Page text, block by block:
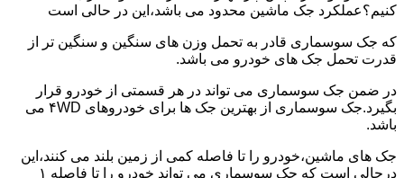
کنیم؟عملکرد جک ماشین محدود می باشد،این در حالی است
که جک سوسماری قادر به تحمل وزن های سنگین و سنگین تر از
قدرت تحمل جک های خودرو می باشد.
در ضمن جک سوسماری می تواند در هر قسمتی از خودرو قرار
بگیرد.جک سوسماری از بهترین جک ها برای خودروهای ۴WD می
باشد.
جک های ماشین،خودرو را تا فاصله کمی از زمین بلند می کنند،این
درحالی است که جک سوسماری می تواند خودرو را تا فاصله ۱